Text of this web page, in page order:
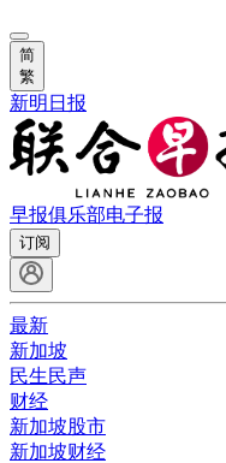
简
繁
新明日报
早报俱乐部电子报
订阅
最新
新加坡
民生民声
财经
新加坡股市
新加坡财经